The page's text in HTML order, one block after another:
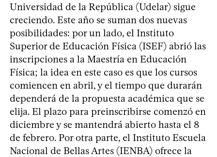
Universidad de la República (Udelar) sigue
creciendo. Este año se suman dos nuevas
posibilidades: por un lado, el Instituto
Superior de Educación Física (ISEF) abrió las
inscripciones a la Maestría en Educación
Física; la idea en este caso es que los cursos
comiencen en abril, y el tiempo que durarán
dependerá de la propuesta académica que se
elija. El plazo para preinscribirse comenzó en
diciembre y se mantendrá abierto hasta el 8
de febrero. Por otra parte, el Instituto Escuela
Nacional de Bellas Artes (IENBA) ofrece la